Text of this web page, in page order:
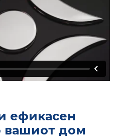
ефикасен
вашиот дом